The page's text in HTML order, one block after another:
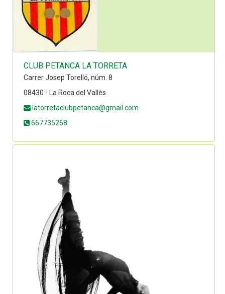
CLUB PETANCA LA TORRETA
Carrer Josep Torelló, núm. 8
08430 - La Roca del Vallès
latorretaclubpetanca@gmail.com
667735268